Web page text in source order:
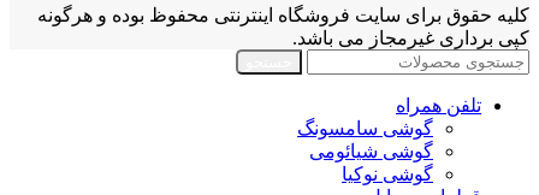
کلیه حقوق برای سایت فروشگاه اینترنتی محفوظ بوده و هرگونه
کپی برداری غیرمجاز می باشد.
تلفن همراه
گوشی سامسونگ
گوشی شیائومی
گوشی نوکیا